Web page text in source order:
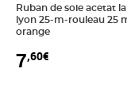
Ruban de soie acetat
lyon 25-m-rouleau 25
orange
7,60€